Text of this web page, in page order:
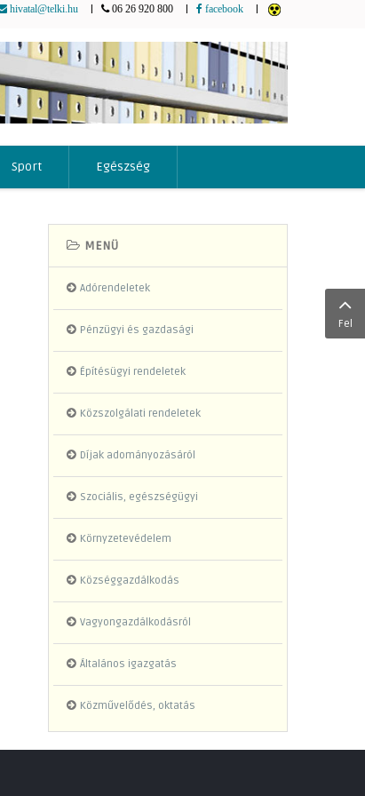
hivatal@telki.hu 06 26 920 800 facebook
Sport Egészség
MENÜ
Adórendeletek
Pénzügyi és gazdasági
Építésügyi rendeletek
Közszolgálati rendeletek
Díjak adományozásáról
Szociális, egészségügyi
Környzetevédelem
Községgazdálkodás
Vagyongazdálkodásról
Általános igazgatás
Közművelődés, oktatás
Fel